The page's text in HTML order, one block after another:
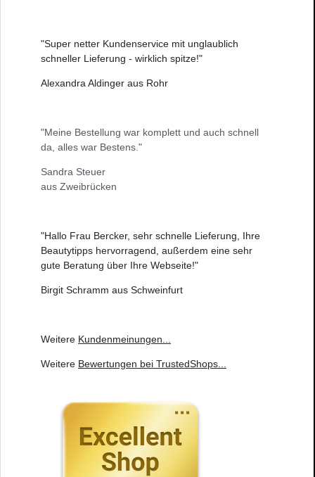
"Super netter Kundenservice mit unglaublich
schneller Lieferung - wirklich spitze!"
Alexandra Aldinger aus Rohr
"Meine Bestellung war komplett und auch schnell
da, alles war Bestens."
Sandra Steuer
aus Zweibrücken
"Hallo Frau Bercker, sehr schnelle Lieferung, Ihre
Beautytipps hervorragend, außerdem eine sehr
gute Beratung über Ihre Webseite!"
Birgit Schramm aus Schweinfurt
Weitere Kundenmeinungen
Weitere Bewertungen bei TrustedShops